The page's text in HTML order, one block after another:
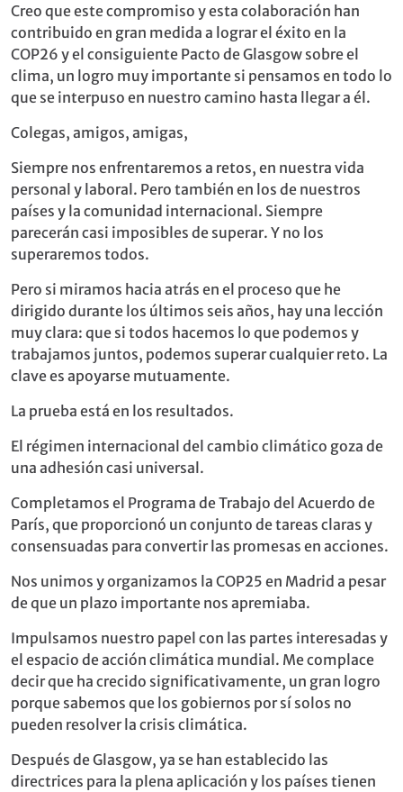
Creo que este compromiso y esta colaboración han
contribuido en gran medida a lograr el éxito en la
COP26 y el consiguiente Pacto de Glasgow sobre el
clima, un logro muy importante si pensamos en todo lo
que se interpuso en nuestro camino hasta llegar a él.
Colegas, amigos, amigas,
Siempre nos enfrentaremos a retos, en nuestra vida
personal y laboral. Pero también en los de nuestros
países y la comunidad internacional. Siempre
parecerán casi imposibles de superar. Y no los
superaremos todos.
Pero si miramos hacia atrás en el proceso que he
dirigido durante los últimos seis años, hay una lección
muy clara: que si todos hacemos lo que podemos y
trabajamos juntos, podemos superar cualquier reto. La
clave es apoyarse mutuamente.
La prueba está en los resultados.
El régimen internacional del cambio climático goza de
una adhesión casi universal.
Completamos el Programa de Trabajo del Acuerdo de
París, que proporcionó un conjunto de tareas claras y
consensuadas para convertir las promesas en acciones.
Nos unimos y organizamos la COP25 en Madrid a pesar
de que un plazo importante nos apremiaba.
Impulsamos nuestro papel con las partes interesadas y
el espacio de acción climática mundial. Me complace
decir que ha crecido significativamente, un gran logro
porque sabemos que los gobiernos por sí solos no
pueden resolver la crisis climática.
Después de Glasgow, ya se han establecido las
directrices para la plena aplicación y los países tienen